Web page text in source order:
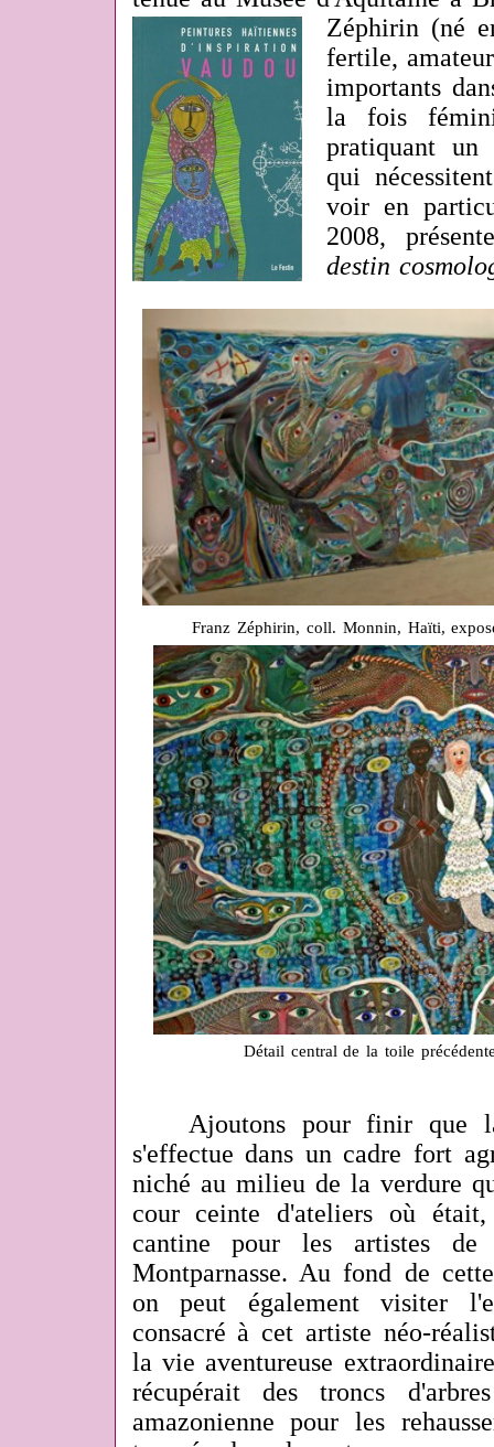
Zéphirin (né
fertile,
importants
la fois
pratiquant un
qui
voir en
2008,
destin
Franz Zéphirin, coll. Monnin, Haïti,
Détail central de la toile
Ajoutons pour finir que
s'effectue dans un cadre fort
niché au milieu de la verdure
cour ceinte d'ateliers où
cantine pour les artistes
Montparnasse. Au fond de
on peut également visiter
consacré à cet artiste néo-
la vie aventureuse
récupérait des troncs
amazonienne pour les